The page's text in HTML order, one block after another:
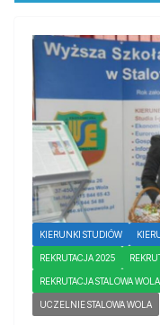
KIERUNKI STUDIÓW
REKRUTACJA 2025
REKRUTACJA STALOWA WOLA
UCZELNIE STALOWA WOLA